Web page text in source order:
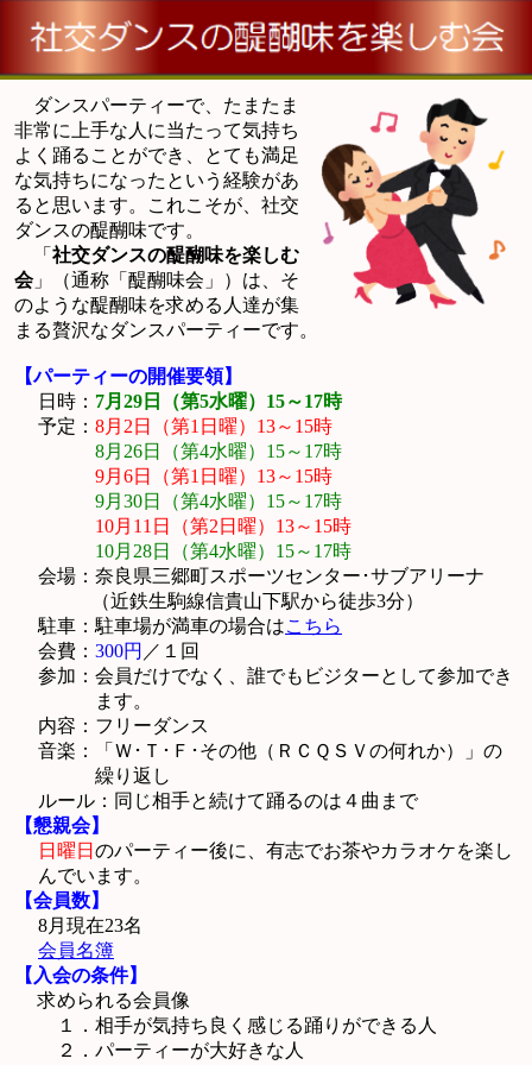
ダンスパーティーで、たまたま
非常に上手な人に当たって気持ち
よく踊ることができ、とても満足
な気持ちになったという経験があ
ると思います。これこそが、社交
ダンスの醍醐味です。
「 社交ダンスの醍醐味を楽しむ
会」（通称「醍醐味会」）は、そ
のような醍醐味を求める人達が集
まる贅沢なダンスパーティーです。
【パーティーの開催要領】
日時： 7月29日（第5水曜）15～17時
予定： 8月2日（第1日曜）13～15時
8月26日（第4水曜）15～17時
9月6日（第1日曜）13～15時
9月30日（第4水曜）15～17時
10月11日（第2日曜）13～15時
10月28日（第4水曜）15～17時
会場：奈良県三郷町スポーツセンター･サブアリーナ
（近鉄生駒線信貴山下駅から徒歩3分）
駐車：駐車場が満車の場合はこちら
会費： 300円 ／１回
参加：会員だけでなく、誰でもビジターとして参加でき
ます。
内容：フリーダンス
音楽：「Ｗ･Ｔ･Ｆ･その他（ＲＣＱＳＶの何れか）」の
繰り返し
ルール：同じ相手と続けて踊るのは４曲まで
【懇親会】
日曜日 のパーティー後に、有志でお茶やカラオケを楽し
んでいます。
【会員数】
8月現在23名
会員名簿
【入会の条件】
求められる会員像
１．相手が気持ち良く感じる踊りができる人
２．パーティーが大好きな人